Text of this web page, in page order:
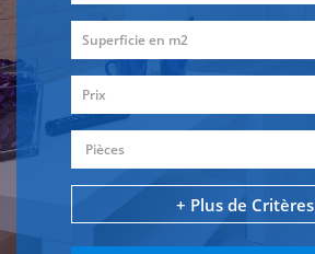
Prix
Pièces
+ Plus de Critères